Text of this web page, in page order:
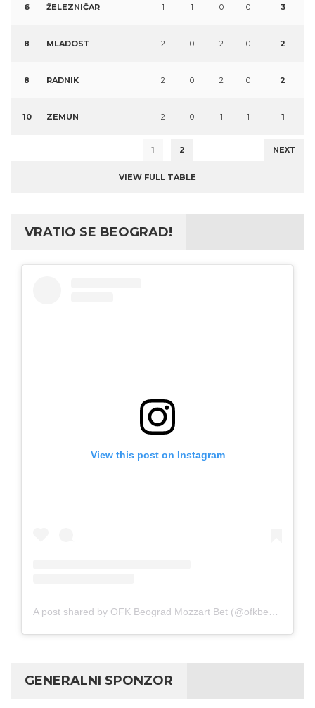
6 ŽELEZNIČAR 1 1 0 0 3
8 MLADOST 2 0 2 0 2
8 RADNIK 2 0 2 0 2
10 ZEMUN 2 0 1 1 1
1 2 NEXT
VIEW FULL TABLE
VRATIO SE BEOGRAD!
View this post on Instagram
GENERALNI SPONZOR